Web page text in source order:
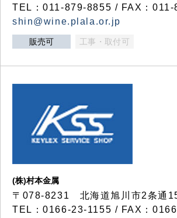
TEL：011-879-8855 / FAX：
shin@wine.plala.or.jp
販売可 工事・取付可
(株)村本金属
〒078-8231 北海道旭川市2条通
TEL：0166-23-1155 / FAX：